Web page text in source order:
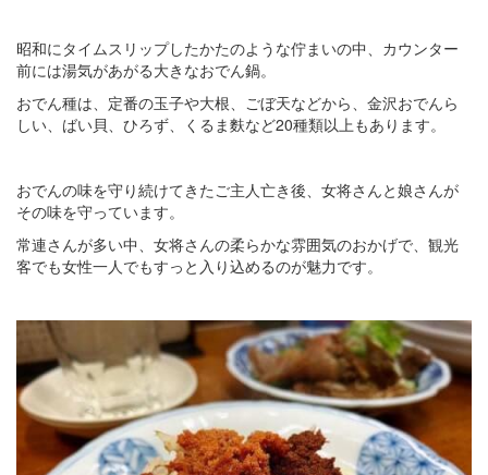
昭和にタイムスリップしたかたのような佇まいの中、カウンター
前には湯気があがる大きなおでん鍋。
おでん種は、定番の玉子や大根、ごぼ天などから、金沢おでんら
しい、ばい貝、ひろず、くるま麩など20種類以上もあります。
おでんの味を守り続けてきたご主人亡き後、女将さんと娘さんが
その味を守っています。
常連さんが多い中、女将さんの柔らかな雰囲気のおかげで、観光
客でも女性一人でもすっと入り込めるのが魅力です。